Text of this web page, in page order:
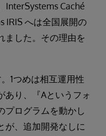
InterSystems Caché
IRIS へは全国展開の
ました。その理由を
1つめは相互運用性
あり、『Aというフォ
プログラムを動かし
が、追加開発なしに